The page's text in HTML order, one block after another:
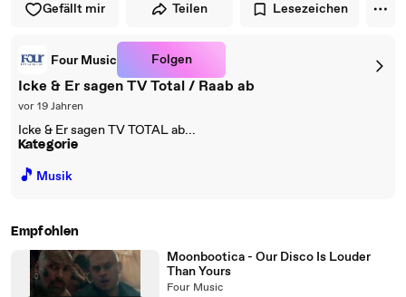
Gefällt mir Teilen Lesezeichen
Four Music Folgen
Icke & Er sagen TV Total / Raab ab
vor 19 Jahren
Icke & Er sagen TV TOTAL ab...
Kategorie
🎵 Musik
Empfohlen
Moonbootica - Our Disco Is Louder
Than Yours
Four Music